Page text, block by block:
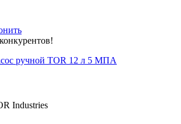
ручной TOR 12 л 5 МПА
Industries